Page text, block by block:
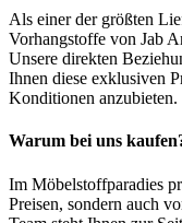
Als einer der größten
Vorhangstoffe von Jab
Unsere direkten
Ihnen diese exklusiven
Konditionen anzubieten.
Warum bei uns
Im Möbelstoffparadies
Preisen, sondern auch